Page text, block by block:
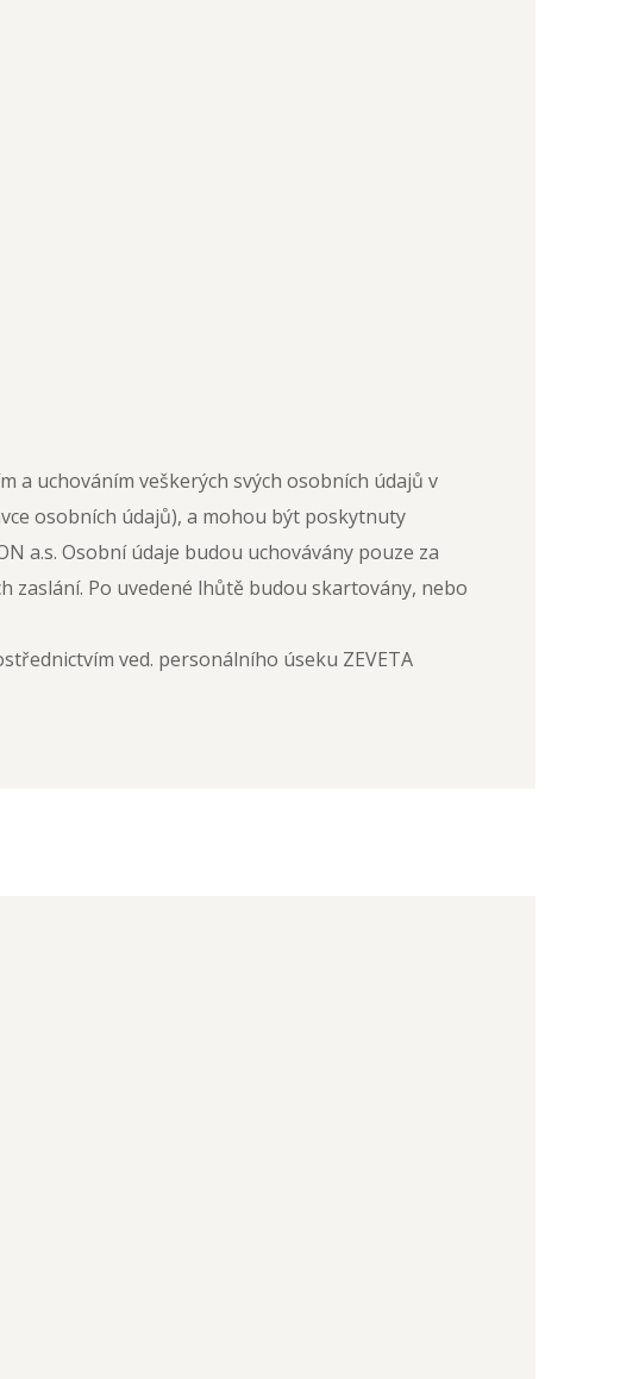
a uchováním veškerých svých osobních údajů v
osobních údajů), a mohou být poskytnuty
a.s. Osobní údaje budou uchovávány pouze za
zaslání. Po uvedené lhůtě budou skartovány, nebo
ved. personálního úseku ZEVETA